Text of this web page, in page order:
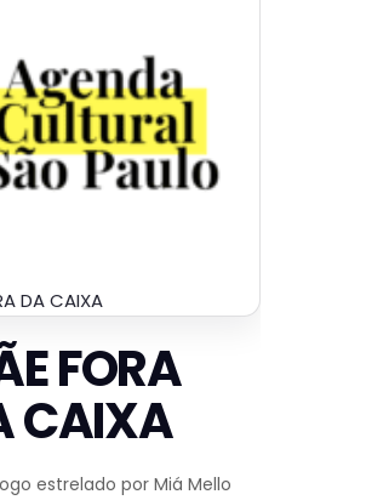
DA CAIXA
FORA
CAIXA
estrelado por Miá Mello